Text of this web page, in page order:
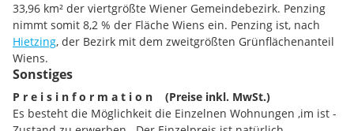
• Zufahrt mit elektrisch bedienbarer Schranke
(Fernbedienung)
• Zufahrtsbereich und Vorplätze zu den Carports werden
gepflastert (einfache Ausführung)
• Carports in Holzkonstruktion mit gepflastertem Boden
• Dach: Bitumendach, zweilagig mit Aluminium-Dachrinnen
(Farbe Anthrazit)
33,96 km² der viertgrößte Wiener Gemeindebezirk. Penzing
nimmt somit 8,2 % der Fläche Wiens ein. Penzing ist, nach
Hietzing, der Bezirk mit dem zweitgrößten Grünflächenanteil
Wiens.
Sonstiges
P r e i s i n f o r m a t i o n (Preise inkl. MwSt.)
Es besteht die Möglichkeit die Einzelnen Wohnungen ,im ist -